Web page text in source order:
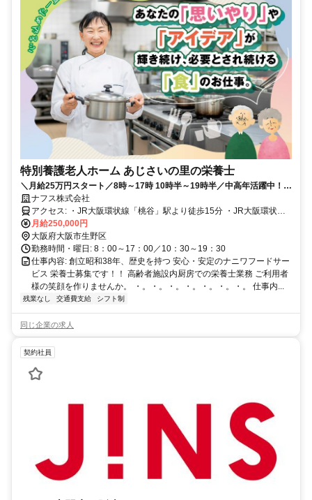
特別養護老人ホーム あじさいの里の栄養士
＼月給25万円スタート／8時～17時 10時半～19時半／中高年活躍中！ブ
ランクのある方も資格を活かして働きませんか！美味しい昼食付
ナフス株式会社
アクセス: ・JR大阪環状線「桃谷」駅より徒歩15分 ・JR大阪環状線
「寺田町」駅より徒歩18分 ・各線「鶴橋」駅より徒歩18分 ・近鉄
「今里」駅より車で8分 ・大阪府立桃谷高等学校近く
月給250,000円
大阪府大阪市生野区
勤務時間・曜日: 8：00～17：00／10：30～19：30
仕事内容: 創立昭和38年、歴史を持つ 安心・安定のナニワフードサー
ビス 栄養士募集です！！ 高齢者施設内厨房での栄養士業務 ご利用者
様の笑顔を作りませんか。 ・。・。・。・。・。・。・。 仕事内...
残業なし 交通費支給 シフト制
同じ企業の求人
契約社員